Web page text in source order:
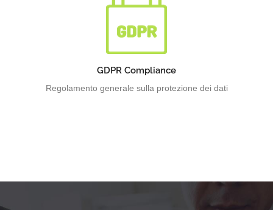
GDPR Compliance
Regolamento generale sulla protezione dei dati
Milgioramento dei diritti all'informazione e diritto alla
circolazione dei dati personali